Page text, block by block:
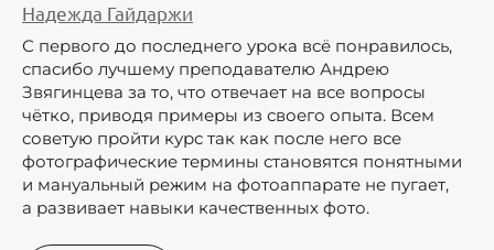
Надежда Гайдаржи
С первого до последнего урока всё понравилось,
спасибо лучшему преподавателю Андрею
Звягинцева за то, что отвечает на все вопросы
чётко, приводя примеры из своего опыта. Всем
советую пройти курс так как после него все
фотографические термины становятся понятными
и мануальный режим на фотоаппарате не пугает,
а развивает навыки качественных фото.